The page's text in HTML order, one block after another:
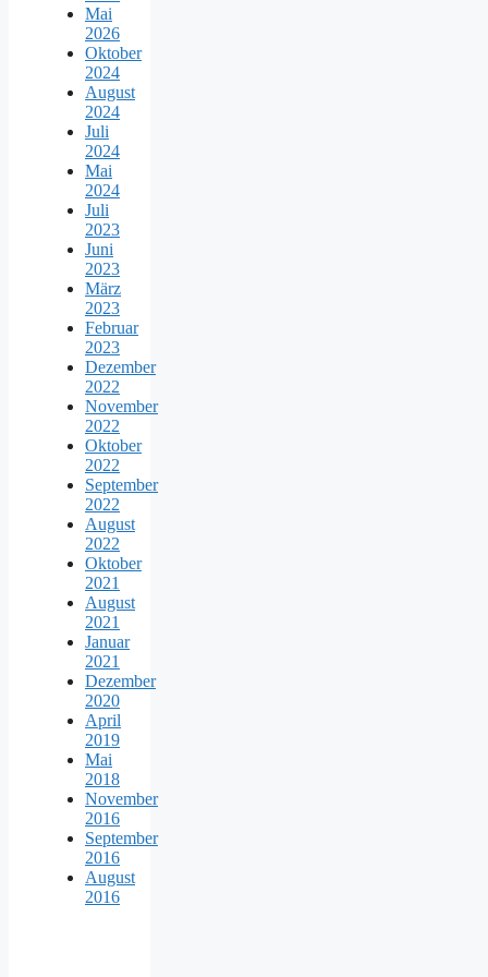
Mai
2026
Oktober
2024
August
2024
Juli
2024
Mai
2024
Juli
2023
Juni
2023
März
2023
Februar
2023
Dezember
2022
November
2022
Oktober
2022
September
2022
August
2022
Oktober
2021
August
2021
Januar
2021
Dezember
2020
April
2019
Mai
2018
November
2016
September
2016
August
2016